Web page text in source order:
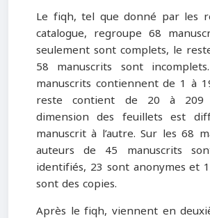
Le fiqh, tel que donné par les
catalogue, regroupe 68
seulement sont complets, le
58 manuscrits sont
manuscrits contiennent de 1 à
reste contient de 20 à 209
dimension des feuillets est
manuscrit à l’autre. Sur les 68
auteurs de 45 manuscrits
identifiés, 23 sont anonymes et
sont des copies.
Après le fiqh, viennent en